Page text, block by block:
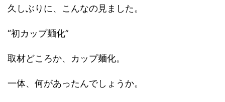
久しぶりに、こんなの見ました。
“初カップ麺化”
取材どころか、カップ麺化。
一体、何があったんでしょうか。